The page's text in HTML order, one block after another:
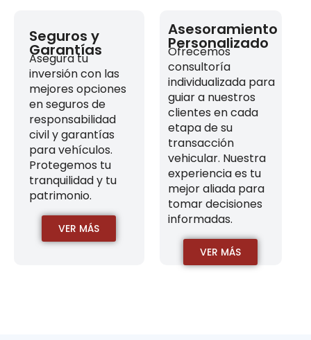
Seguros y
Garantías
Asegura tu
inversión con las
mejores opciones
en seguros de
responsabilidad
civil y garantías
para vehículos.
Protegemos tu
tranquilidad y tu
patrimonio.
VER MÁS
Asesoramiento
Personalizado
Ofrecemos
consultoría
individualizada para
guiar a nuestros
clientes en cada
etapa de su
transacción
vehicular. Nuestra
experiencia es tu
mejor aliada para
tomar decisiones
informadas.
VER MÁS